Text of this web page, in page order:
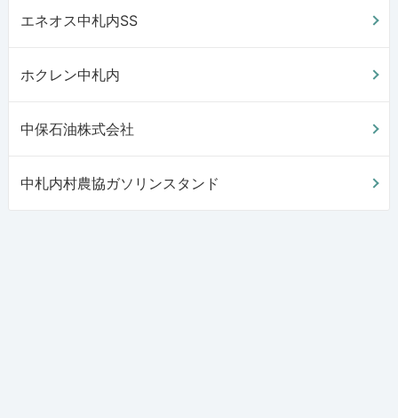
エネオス中札内SS
ホクレン中札内
中保石油株式会社
中札内村農協ガソリンスタンド